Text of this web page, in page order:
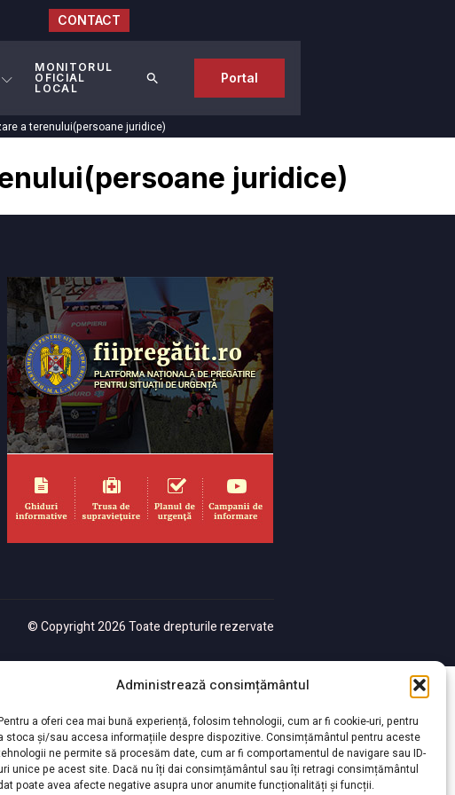
Administrează consimțământul
a oferi cea mai bună experiență, folosim tehnologii, cum ar fi cookie-uri, pentru
stoca și/sau accesa informațiile despre dispozitive. Consimțământul pentru aceste
ne permite să procesăm date, cum ar fi comportamentul de navigare sau ID-
unice pe acest site. Dacă nu îți dai consimțământul sau îți retragi consimțământul
poate avea afecte negative asupra unor anumite funcționalități și funcții.
CONTACT
MONITORUL
OFICIAL
LOCAL
Portal
a terenului(persoane juridice)
juridice)
© Copyright 2026 Toate drepturile rezervate